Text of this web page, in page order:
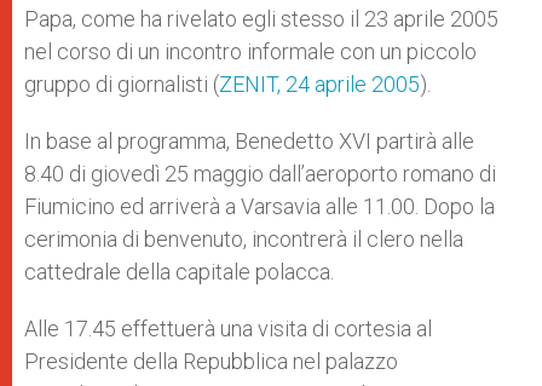
Papa, come ha rivelato egli stesso il 23 aprile 2005
nel corso di un incontro informale con un piccolo
gruppo di giornalisti (ZENIT, 24 aprile 2005).
In base al programma, Benedetto XVI partirà alle
8.40 di giovedì 25 maggio dall’aeroporto romano di
Fiumicino ed arriverà a Varsavia alle 11.00. Dopo la
cerimonia di benvenuto, incontrerà il clero nella
cattedrale della capitale polacca.
Alle 17.45 effettuerà una visita di cortesia al
Presidente della Repubblica nel palazzo